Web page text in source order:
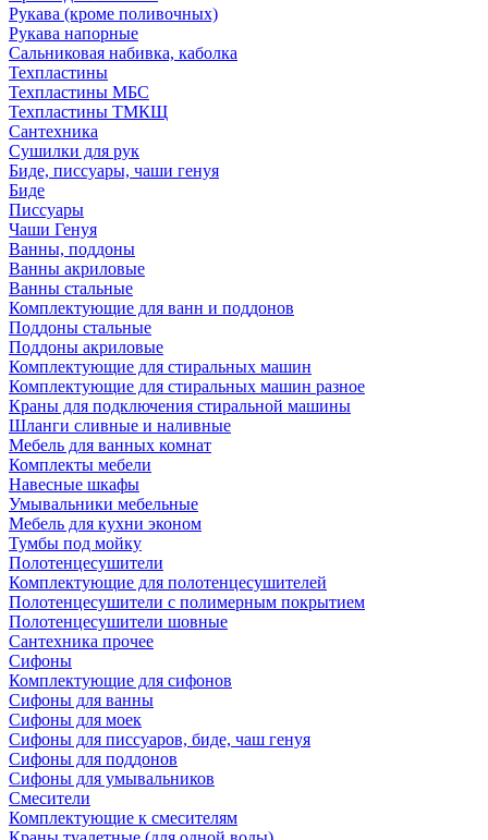
Рукава (кроме поливочных)
Рукава напорные
Сальниковая набивка, каболка
Техпластины
Техпластины МБС
Техпластины ТМКЩ
Сантехника
Сушилки для рук
Биде, писсуары, чаши генуя
Биде
Писсуары
Чаши Генуя
Ванны, поддоны
Ванны акриловые
Ванны стальные
Комплектующие для ванн и поддонов
Поддоны стальные
Поддоны акриловые
Комплектующие для стиральных машин
Комплектующие для стиральных машин разное
Краны для подключения стиральной машины
Шланги сливные и наливные
Мебель для ванных комнат
Комплекты мебели
Навесные шкафы
Умывальники мебельные
Мебель для кухни эконом
Тумбы под мойку
Полотенцесушители
Комплектующие для полотенцесушителей
Полотенцесушители с полимерным покрытием
Полотенцесушители шовные
Сантехника прочее
Сифоны
Комплектующие для сифонов
Сифоны для ванны
Сифоны для моек
Сифоны для писсуаров, биде, чаш генуя
Сифоны для поддонов
Сифоны для умывальников
Смесители
Комплектующие к смесителям